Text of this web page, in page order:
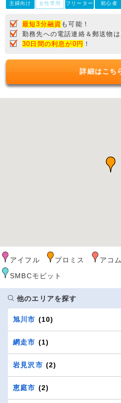
主婦向け 女性専用 フリーター 初心者
最短3分融資 も可能！
勤務先への電話連絡＆郵送物は
30日間の利息が0円 ！
詳細はこち
アイフル プロミス アコム
SMBCモビット
他のエリアを探す
旭川市 (10)
網走市 (1)
岩見沢市 (2)
恵庭市 (2)